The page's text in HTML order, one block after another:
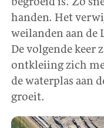
handen. Het
weilanden aan de
De volgende keer
ontkleiing zich
de waterplas aan
groeit.